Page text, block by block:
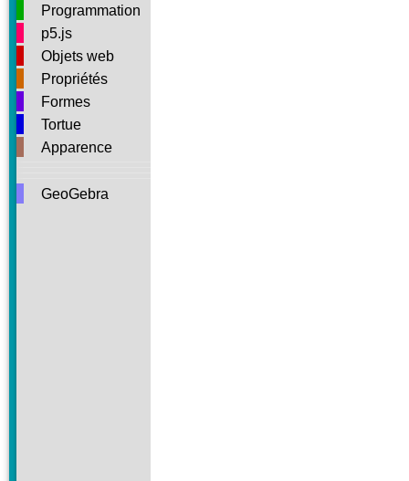
Programmation
p5.js
Objets web
Propriétés
Formes
Tortue
Apparence
GeoGebra